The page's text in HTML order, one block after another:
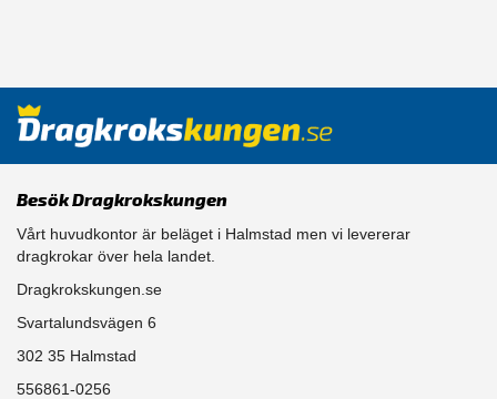
Besök Dragkrokskungen
Vårt huvudkontor är beläget i Halmstad men vi levererar
dragkrokar över hela landet.
Dragkrokskungen.se
Svartalundsvägen 6
302 35 Halmstad
556861-0256